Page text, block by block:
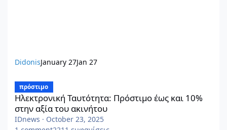
DidonisJanuary 27Jan 27
Ηλεκτρονική Ταυτότητα: Πρόστιμο έως και 10% στην αξία του
πρόστιμο
Ηλεκτρονική Ταυτότητα: Πρόστιμο έως και 10%
στην αξία του ακινήτου
IDnews · October 23, 2025